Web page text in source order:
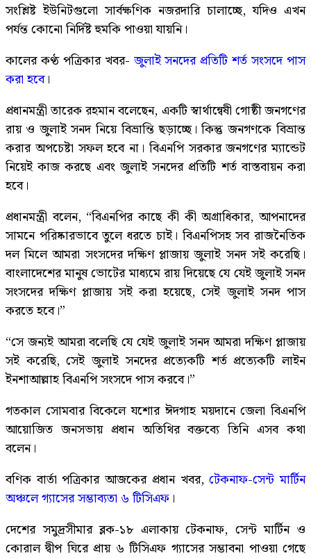
সংশ্লিষ্ট ইউনিটগুলো সার্বক্ষণিক নজরদারি চালাচ্ছে, যদিও এখন
পর্যন্ত কোনো নির্দিষ্ট হুমকি পাওয়া যায়নি।
কালের কণ্ঠ পত্রিকার খবর- জুলাই সনদের প্রতিটি শর্ত সংসদে পাস
করা হবে।
প্রধানমন্ত্রী তারেক রহমান বলেছেন, একটি স্বার্থান্বেষী গোষ্ঠী জনগণের
রায় ও জুলাই সনদ নিয়ে বিভ্রান্তি ছড়াচ্ছে। কিন্তু জনগণকে বিভ্রান্ত
করার অপচেষ্টা সফল হবে না। বিএনপি সরকার জনগণের ম্যান্ডেট
নিয়েই কাজ করছে এবং জুলাই সনদের প্রতিটি শর্ত বাস্তবায়ন করা
হবে।
প্রধানমন্ত্রী বলেন, “বিএনপির কাছে কী কী অগ্রাধিকার, আপনাদের
সামনে পরিষ্কারভাবে তুলে ধরতে চাই। বিএনপিসহ সব রাজনৈতিক
দল মিলে আমরা সংসদের দক্ষিণ প্লাজায় জুলাই সনদ সই করেছি।
বাংলাদেশের মানুষ ভোটের মাধ্যমে রায় দিয়েছে যে যেই জুলাই সনদ
সংসদের দক্ষিণ প্লাজায় সই করা হয়েছে, সেই জুলাই সনদ পাস
করতে হবে।”
“সে জন্যই আমরা বলেছি যে যেই জুলাই সনদ আমরা দক্ষিণ প্লাজায়
সই করেছি, সেই জুলাই সনদের প্রত্যেকটি শর্ত প্রত্যেকটি লাইন
ইনশাআল্লাহ বিএনপি সংসদে পাস করবে।”
গতকাল সোমবার বিকেলে যশোর ঈদগাহ ময়দানে জেলা বিএনপি
আয়োজিত জনসভায় প্রধান অতিথির বক্তব্যে তিনি এসব কথা
বলেন।
বণিক বার্তা পত্রিকার আজকের প্রধান খবর,টেকনাফ-সেন্ট মার্টিন
অঞ্চলে গ্যাসের সম্ভাব্যতা ৬ টিসিএফ ।
দেশের সমুদ্রসীমার ব্লক-১৮ এলাকায় টেকনাফ, সেন্ট মার্টিন ও
কোরাল দ্বীপ ঘিরে প্রায় ৬ টিসিএফ গ্যাসের সম্ভাবনা পাওয়া গেছে